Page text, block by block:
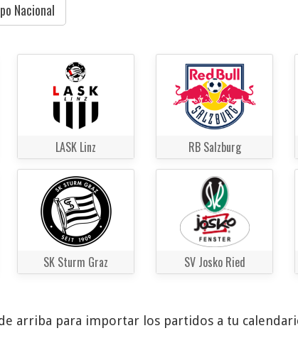
Nacional
LASK Linz RB Salzburg
SK Sturm Graz SV Josko Ried
arriba para importar los partidos a tu